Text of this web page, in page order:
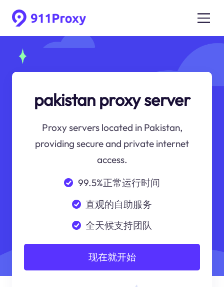
pakistan proxy server
Proxy servers located in Pakistan,
providing secure and private internet
access.
99.5%正常运行时间
直观的自助服务
全天候支持团队
现在就开始